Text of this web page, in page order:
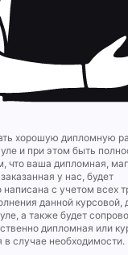
хорошую дипломную
и при этом быть
что ваша дипломная,
у нас, будет
с учетом всех
данной курсовой,
а также будет
дипломная или
в случае необходимости.